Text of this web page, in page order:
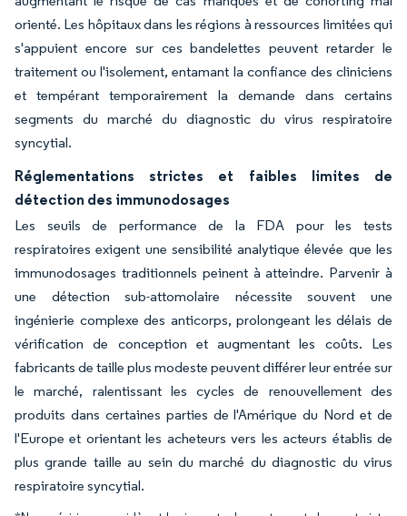
orienté. Les hôpitaux dans les régions à ressources limitées qui
s'appuient encore sur ces bandelettes peuvent retarder le
traitement ou l'isolement, entamant la confiance des cliniciens
et tempérant temporairement la demande dans certains
segments du marché du diagnostic du virus respiratoire
syncytial.
Réglementations strictes et faibles limites de
détection des immunodosages
Les seuils de performance de la FDA pour les tests
respiratoires exigent une sensibilité analytique élevée que les
immunodosages traditionnels peinent à atteindre. Parvenir à
une détection sub-attomolaire nécessite souvent une
ingénierie complexe des anticorps, prolongeant les délais de
vérification de conception et augmentant les coûts. Les
fabricants de taille plus modeste peuvent différer leur entrée sur
le marché, ralentissant les cycles de renouvellement des
produits dans certaines parties de l'Amérique du Nord et de
l'Europe et orientant les acheteurs vers les acteurs établis de
plus grande taille au sein du marché du diagnostic du virus
respiratoire syncytial.